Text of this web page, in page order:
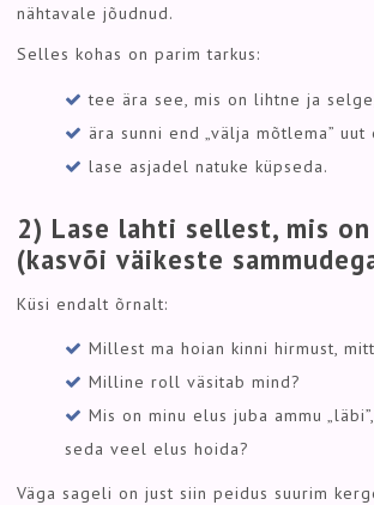
nähtavale jõudnud.
Selles kohas on parim tarkus:
tee ära see, mis on lihtne ja
ära sunni end „välja mõtlema” uut
lase asjadel natuke küpseda.
2) Lase lahti sellest, mis
(kasvõi väikeste
Küsi endalt õrnalt:
Millest ma hoian kinni hirmust,
Milline roll väsitab mind?
Mis on minu elus juba ammu
seda veel elus hoida?
Väga sageli on just siin peidus suurim